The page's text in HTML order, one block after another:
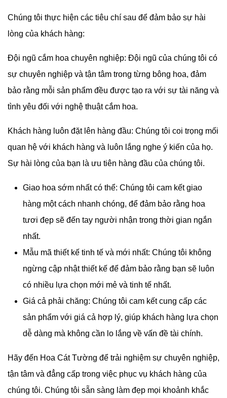
Chúng tôi thực hiện các tiêu chí sau để đảm bảo sự hài
lòng của khách hàng:
Đội ngũ cắm hoa chuyên nghiệp: Đội ngũ của chúng tôi có
sự chuyên nghiệp và tận tâm trong từng bông hoa, đảm
bảo rằng mỗi sản phẩm đều được tạo ra với sự tài năng và
tình yêu đối với nghệ thuật cắm hoa.
Khách hàng luôn đặt lên hàng đầu: Chúng tôi coi trọng mối
quan hệ với khách hàng và luôn lắng nghe ý kiến của họ.
Sự hài lòng của bạn là ưu tiên hàng đầu của chúng tôi.
Giao hoa sớm nhất có thể: Chúng tôi cam kết giao
hàng một cách nhanh chóng, để đảm bảo rằng hoa
tươi đẹp sẽ đến tay người nhận trong thời gian ngắn
nhất.
Mẫu mã thiết kế tinh tế và mới nhất: Chúng tôi không
ngừng cập nhật thiết kế để đảm bảo rằng bạn sẽ luôn
có nhiều lựa chọn mới mẻ và tinh tế nhất.
Giá cả phải chăng: Chúng tôi cam kết cung cấp các
sản phẩm với giá cả hợp lý, giúp khách hàng lựa chọn
dễ dàng mà không cần lo lắng về vấn đề tài chính.
Hãy đến Hoa Cát Tường để trải nghiệm sự chuyên nghiệp,
tận tâm và đẳng cấp trong việc phục vụ khách hàng của
chúng tôi. Chúng tôi sẵn sàng làm đẹp mọi khoảnh khắc